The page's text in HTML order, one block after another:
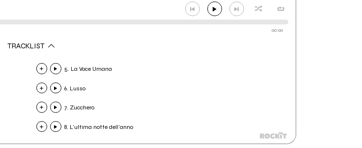
00:00
TRACKLIST
5. La Voce Umana
6. Lusso
7. Zucchero
8. L'ultima notte dell'anno